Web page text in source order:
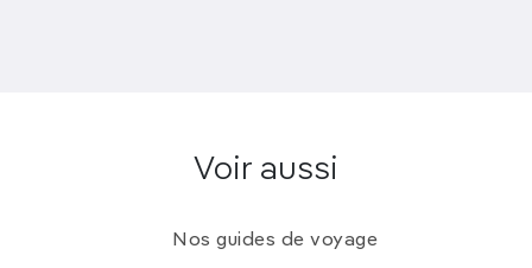
Voir aussi
Nos guides de voyage